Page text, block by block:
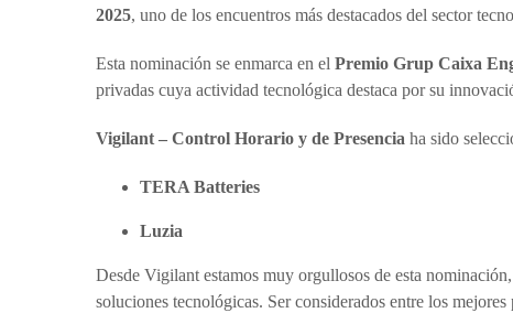
2025, uno de los encuentros más destacados del sector
Esta nominación se enmarca en el Premio Grup Caixa
privadas cuya actividad tecnológica destaca por su
Vigilant – Control Horario y de Presencia ha sido
TERA Batteries
Luzia
Desde Vigilant estamos muy orgullosos de esta
soluciones tecnológicas. Ser considerados entre los